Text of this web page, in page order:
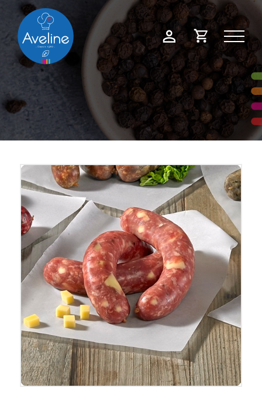
Mon
compte
Demande
de
devis
Panneau de gestion des cookies